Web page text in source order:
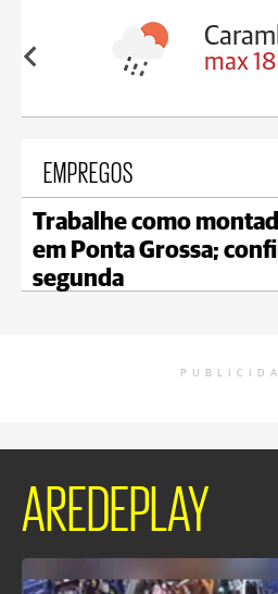
Carambeí
max 18°C min 17°C
EMPREGOS
Trabalhe como
em Ponta Grossa;
segunda
AREDEPLAY